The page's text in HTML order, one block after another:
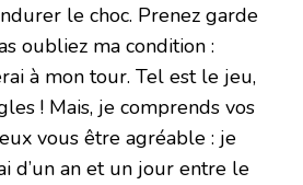
le choc. Prenez garde
oubliez ma condition :
à mon tour. Tel est le jeu,
! Mais, je comprends vos
vous être agréable : je
d’un an et un jour entre le